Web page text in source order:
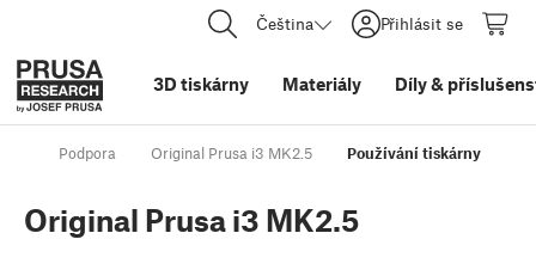
Čeština Přihlásit se
3D tiskárny Materiály Díly&
Podpora Original Prusa i3 MK2.5 Používání tiskárny
Original Prusa i3 MK2.5